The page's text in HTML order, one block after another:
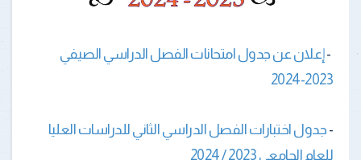
-إعلان عن جدول امتحانات الفصل الدراسي الصيفي
2023-2024
- جدول اختبارات الفصل الدراسي الثاني للدراسات العليا
للعام الجامعي 2023 / 2024